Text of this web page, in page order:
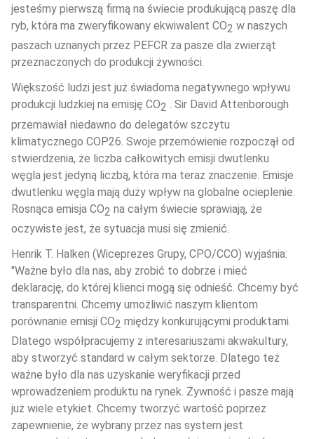
jesteśmy pierwszą firmą na świecie produkującą paszę dla
ryb, która ma zweryfikowany ekwiwalent CO2 w naszych
paszach uznanych przez PEFCR za pasze dla zwierząt
przeznaczonych do produkcji żywności.
Większość ludzi jest już świadoma negatywnego wpływu
produkcji ludzkiej na emisję CO2 . Sir David Attenborough
przemawiał niedawno do delegatów szczytu
klimatycznego COP26. Swoje przemówienie rozpoczął od
stwierdzenia, że liczba całkowitych emisji dwutlenku
węgla jest jedyną liczbą, która ma teraz znaczenie. Emisje
dwutlenku węgla mają duży wpływ na globalne ocieplenie.
Rosnąca emisja CO2 na całym świecie sprawiają, że
oczywiste jest, że sytuacja musi się zmienić.
Henrik T. Halken (Wiceprezes Grupy, CPO/CCO) wyjaśnia:
"Ważne było dla nas, aby zrobić to dobrze i mieć
deklarację, do której klienci mogą się odnieść. Chcemy być
transparentni. Chcemy umożliwić naszym klientom
porównanie emisji CO2 między konkurującymi produktami.
Dlatego współpracujemy z interesariuszami akwakultury,
aby stworzyć standard w całym sektorze. Dlatego też
ważne było dla nas uzyskanie weryfikacji przed
wprowadzeniem produktu na rynek. Żywność i pasze mają
już wiele etykiet. Chcemy tworzyć wartość poprzez
zapewnienie, że wybrany przez nas system jest